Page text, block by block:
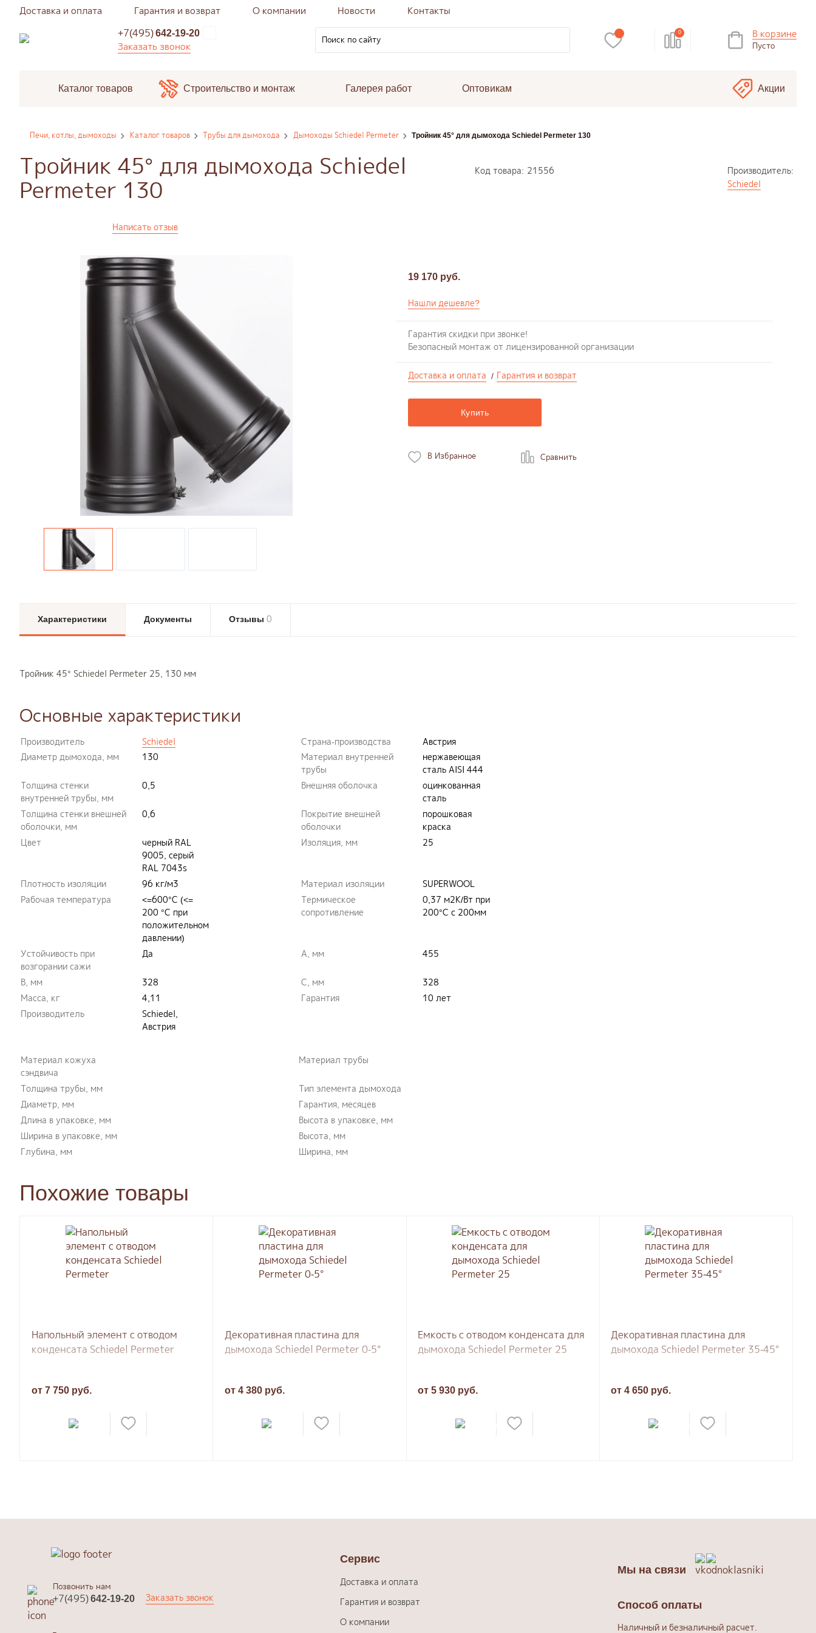
Доставка и оплата Гарантия и возврат О компании Новости Контакты
+7(495) 642-19-20
Заказать звонок
0 В корзине
Пусто
Каталог товаров Строительство и монтаж Галерея работ Оптовикам Акции
Печи, котлы, дымоходы Каталог товаров Трубы для дымохода Дымоходы Schiedel Permeter Тройник 45° для дымохода Schiedel Permeter 130
Тройник 45° для дымохода Schiedel
Permeter 130
Код товара: 21556
Производитель:
Schiedel
Написать отзыв
19 170 руб.
Нашли дешевле?
Гарантия скидки при звонке!
Безопасный монтаж от лицензированной организации
Доставка и оплата / Гарантия и возврат
Купить
В Избранное Сравнить
Характеристики Документы Отзывы 0
Тройник 45° Schiedel Permeter 25, 130 мм
Основные характеристики
Производитель Schiedel Страна-производства
Австрия
Диаметр дымохода, мм
130
Материал внутренней
трубы
нержавеющая
сталь AISI 444
Толщина стенки
внутренней трубы, мм
0,5 Внешняя оболочка
оцинкованная
сталь
Толщина стенки внешней
оболочки, мм
0,6
Покрытие внешней
оболочки
порошковая
краска
Цвет
черный RAL
9005, серый
RAL 7043s
Изоляция, мм 25
Плотность изоляции 96 кг/м3 Материал изоляции
SUPERWOOL
Рабочая температура
<=600°C (<=
200 °C при
положительном
давлении)
Термическое
сопротивление
0,37 м2К/Вт при
200°С с 200мм
Устойчивость при
возгорании сажи
Да A, мм 455
B, мм 328 C, мм
328
Масса, кг
4,11 Гарантия
10 лет
Производитель
Schiedel,
Австрия
Материал кожуха
сэндвича
Материал трубы
Толщина трубы, мм
Тип элемента дымохода
Диаметр, мм
Гарантия, месяцев
Длина в упаковке, мм
Высота в упаковке, мм
Ширина в упаковке, мм
Высота, мм
Глубина, мм
Ширина, мм
Похожие товары
Напольный элемент с отводом
конденсата Schiedel Permeter
от 7 750 руб.
Декоративная пластина для
дымохода Schiedel Permeter 0-5°
от 4 380 руб.
Емкость с отводом конденсата для
дымохода Schiedel Permeter 25
от 5 930 руб.
Декоративная пластина для
дымохода Schiedel Permeter 35-45°
от 4 650 руб.
Позвонить нам
+7(495)642-19-20 Заказать звонок
Сервис
Доставка и оплата
Гарантия и возврат
О компании
Мы на связи
Способ оплаты
Наличный и безналичный расчет.